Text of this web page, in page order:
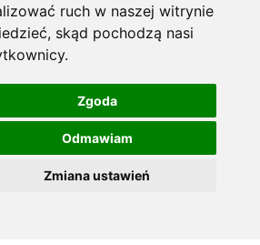
ruch w naszej witrynie
skąd pochodzą nasi
Zgoda
Odmawiam
Zmiana ustawień
x